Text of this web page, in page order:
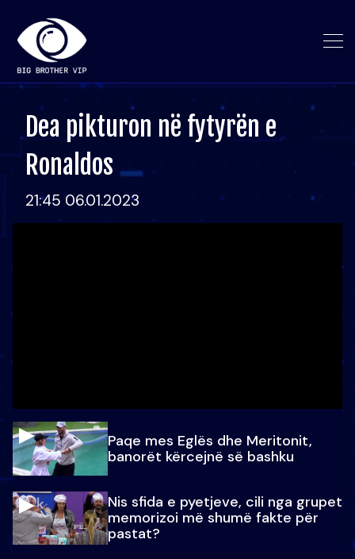
Dea pikturon në fytyrën e
Ronaldos
21:45 06.01.2023
Paqe mes Eglës dhe Meritonit,
banorët kërcejnë së bashku
Nis sfida e pyetjeve, cili nga grupet
memorizoi më shumë fakte për
pastat?